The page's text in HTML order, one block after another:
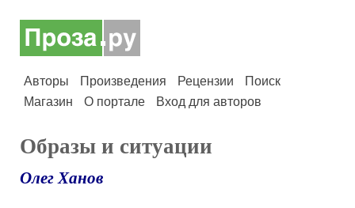
Авторы Произведения Рецензии
Поиск
Магазин
О портале Вход для авторов
Образы и ситуации
Олег Ханов